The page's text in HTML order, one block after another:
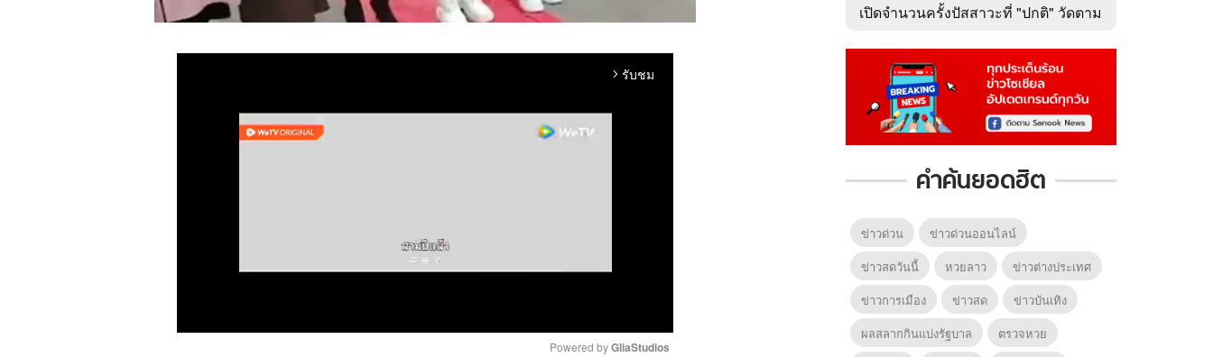
arrow_forward_ios รับชม
Powered by GliaStudios
เปิดจำนวนครั้งปัสสาวะที่ "ปกติ" วัดตาม
คำค้นยอดฮิต
ข่าวด่วน
ข่าวด่วนออนไลน์
ข่าวสดวันนี้
หวยลาว
ข่าวต่างประเทศ
ข่าวการเมือง
ข่าวสด
ข่าวบันเทิง
ผลสลากกินแบ่งรัฐบาล
ตรวจหวย